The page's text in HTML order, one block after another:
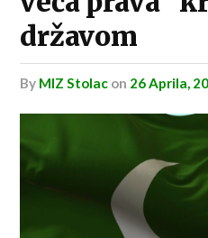
državom
by MIZ Stolac on 26 Aprila,